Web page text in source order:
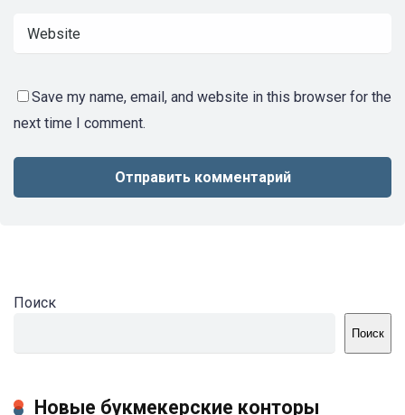
Save my name, email, and website in this browser for the
next time I comment.
Поиск
Поиск
Новые букмекерские конторы